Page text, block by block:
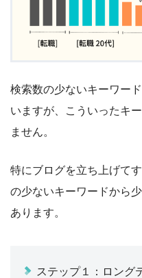
検索数の少ないキーワー
いますが、こういったキ
ません。
特にブログを立ち上げて
の少ないキーワードから
あります。
ステップ１：ロング